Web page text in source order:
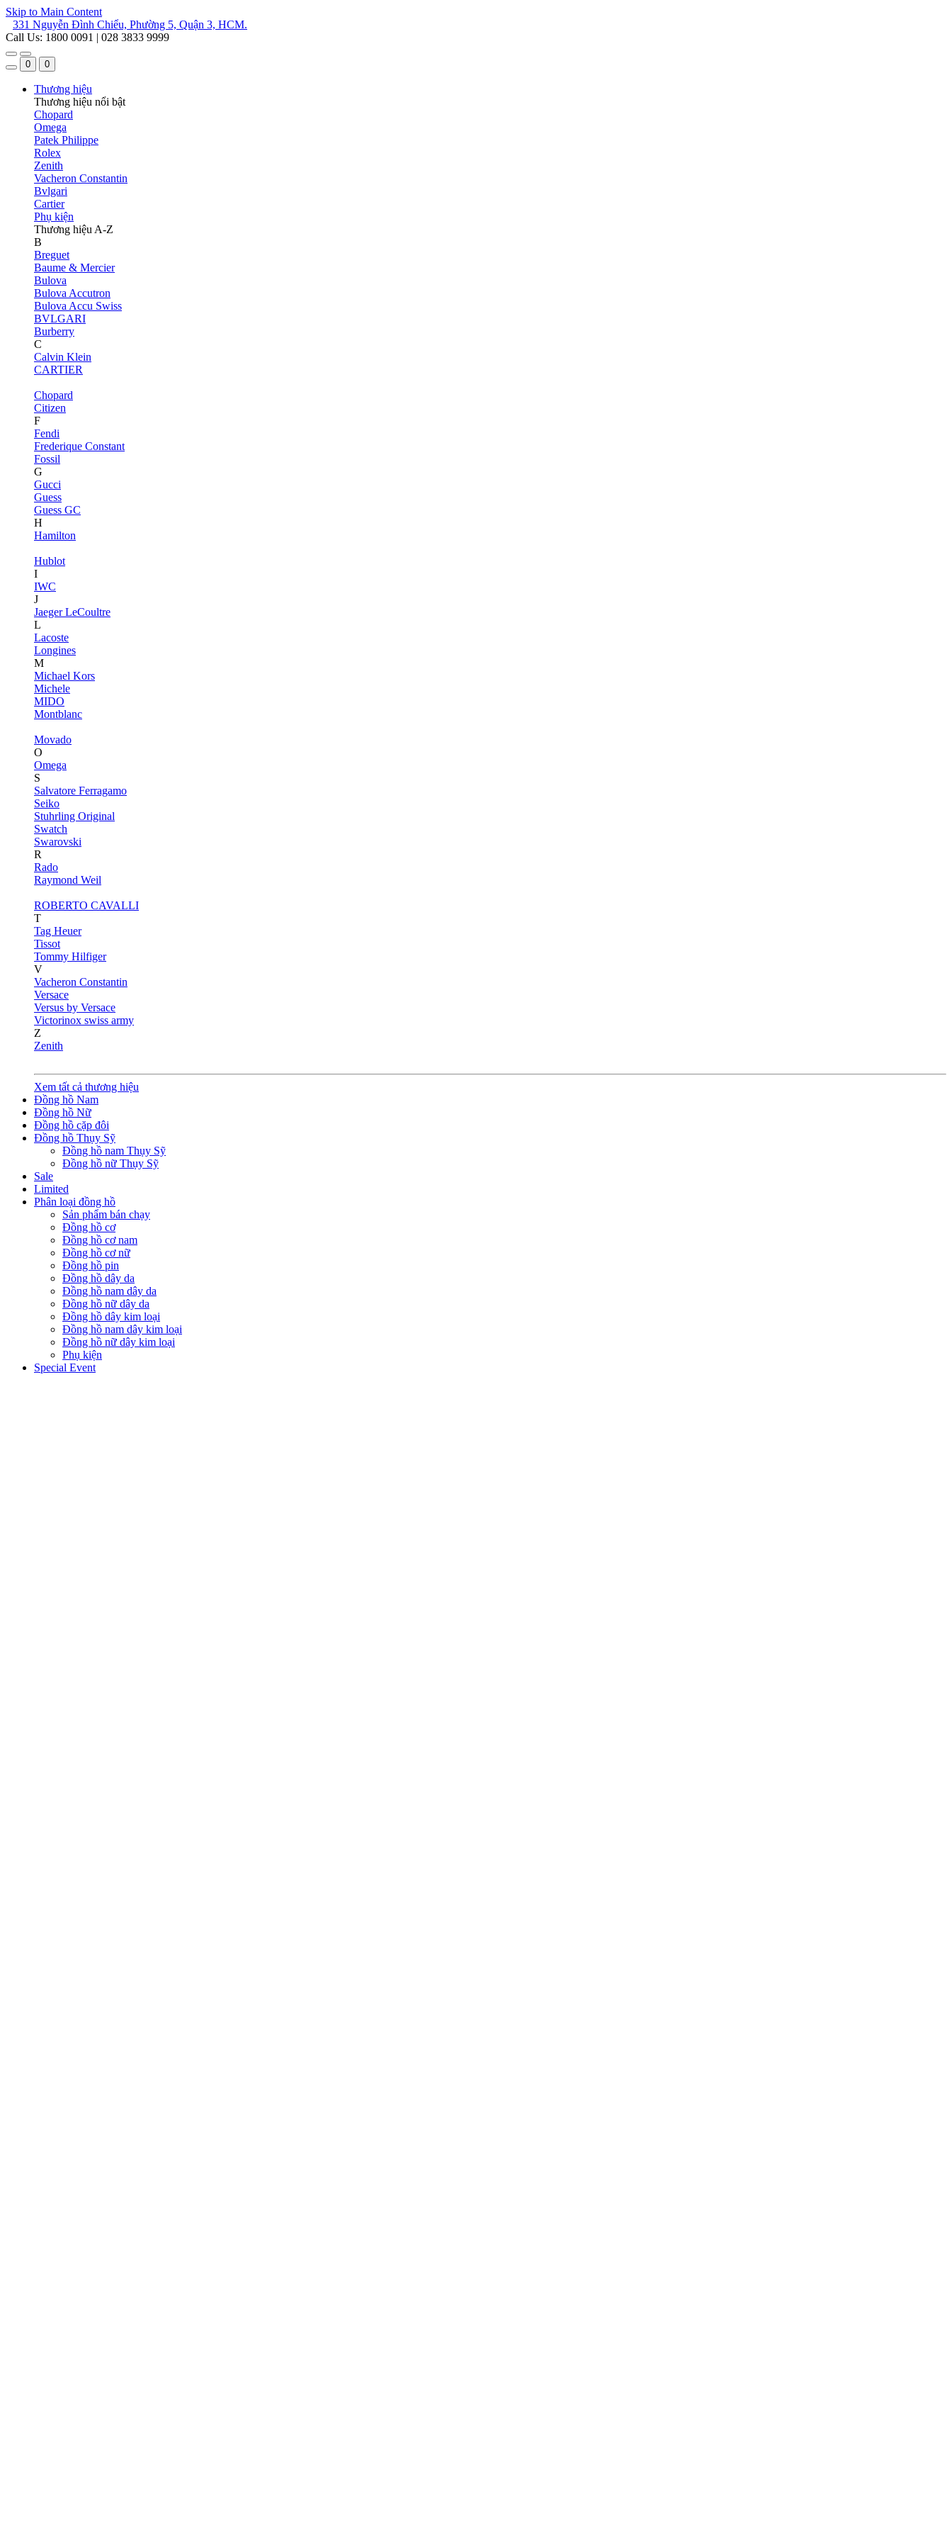
Skip to Main Content
331 Nguyễn Đình Chiểu, Phường 5, Quận 3, HCM.
Call Us: 1800 0091 | 028 3833 9999
0 0
Thương hiệu
Thương hiệu nổi bật
Chopard
Omega
Patek Philippe
Rolex
Zenith
Vacheron Constantin
Bvlgari
Cartier
Phụ kiện
Thương hiệu A-Z
B
Breguet
Baume & Mercier
Bulova
Bulova Accutron
Bulova Accu Swiss
BVLGARI
Burberry
C
Calvin Klein
CARTIER
Chopard
Citizen
F
Fendi
Frederique Constant
Fossil
G
Gucci
Guess
Guess GC
H
Hamilton
Hublot
I
IWC
J
Jaeger LeCoultre
L
Lacoste
Longines
M
Michael Kors
Michele
MIDO
Montblanc
Movado
O
Omega
S
Salvatore Ferragamo
Seiko
Stuhrling Original
Swatch
Swarovski
R
Rado
Raymond Weil
ROBERTO CAVALLI
T
Tag Heuer
Tissot
Tommy Hilfiger
V
Vacheron Constantin
Versace
Versus by Versace
Victorinox swiss army
Z
Zenith
Xem tất cả thương hiệu
Đồng hồ Nam
Đồng hồ Nữ
Đồng hồ cặp đôi
Đồng hồ Thụy Sỹ
Đồng hồ nam Thụy Sỹ
Đồng hồ nữ Thụy Sỹ
Sale
Limited
Phân loại đồng hồ
Sản phẩm bán chạy
Đồng hồ cơ
Đồng hồ cơ nam
Đồng hồ cơ nữ
Đồng hồ pin
Đồng hồ dây da
Đồng hồ nam dây da
Đồng hồ nữ dây da
Đồng hồ dây kim loại
Đồng hồ nam dây kim loại
Đồng hồ nữ dây kim loại
Phụ kiện
Special Event